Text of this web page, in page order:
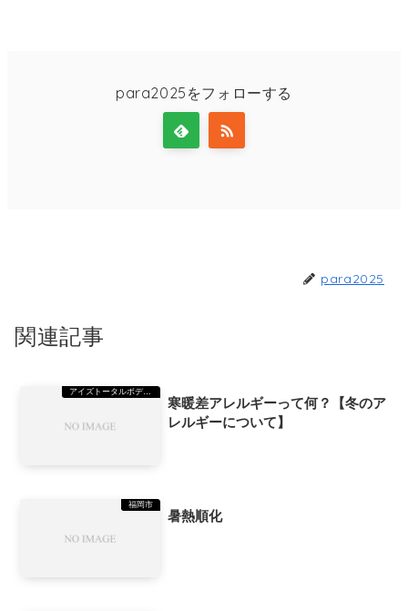
para2025をフォローする
para2025
関連記事
アイズトータルボディーステーション（TBS）美野島
寒暖差アレルギーって何？【冬のア
レルギーについて】
福岡市
暑熱順化